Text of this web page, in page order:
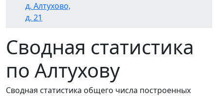
д. Алтухово,
д. 21
Сводная статистика
по Алтухову
Сводная статистика общего числа построенных